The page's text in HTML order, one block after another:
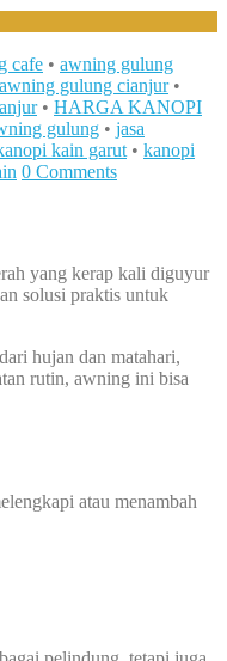
cafe • awning gulung
gulung cianjur•
• HARGA KANOPI
gulung • jasa
kain garut • kanopi
0 Comments
yang kerap kali diguyur
solusi praktis untuk
hujan dan matahari,
rutin, awning ini bisa
atau menambah